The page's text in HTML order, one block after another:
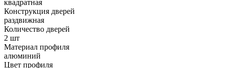
квадратная
Конструкция дверей
раздвижная
Количество дверей
2 шт
Материал профиля
алюминий
Цвет профиля